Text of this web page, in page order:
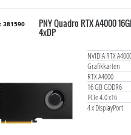
PNY Quadro RTX A4000
4xDP
NVIDIA RTX
Grafikkarten
RTX A4000
16 GB GDDR6
PCIe 4.0 x16
4 x DisplayPort